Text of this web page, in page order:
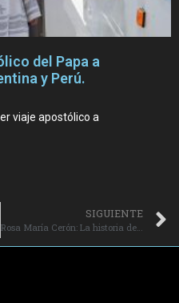
del Papa a
y Perú.
viaje apostólico a
SIGUIENTE
Rosa María Cerón: La historia de esfuerzo de una destacada artesana de Pichidegua.